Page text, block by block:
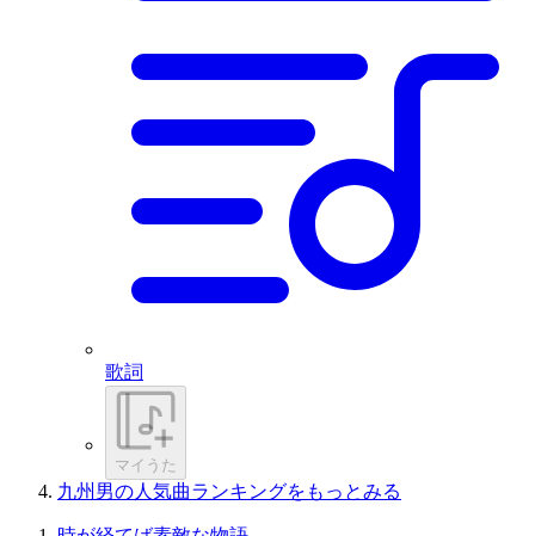
歌詞
マイうた
九州男の人気曲ランキングをもっとみる